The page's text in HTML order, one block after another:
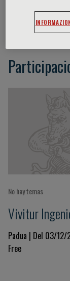
Pascale
No hay temas
Vivitur
Padua | Del 03/
Free